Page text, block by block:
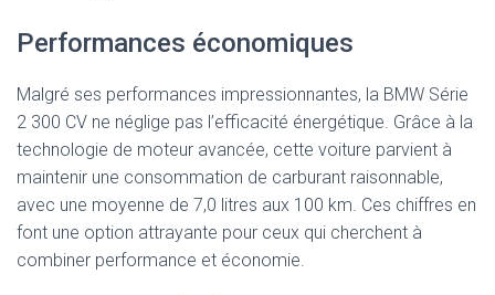
Performances économiques
Malgré ses performances impressionnantes, la BMW Série
2 300 CV ne néglige pas l’efficacité énergétique. Grâce à la
technologie de moteur avancée, cette voiture parvient à
maintenir une consommation de carburant raisonnable,
avec une moyenne de 7,0 litres aux 100 km. Ces chiffres en
font une option attrayante pour ceux qui cherchent à
combiner performance et économie.